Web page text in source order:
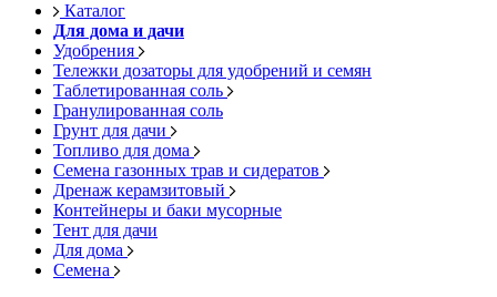
Каталог
Для дома и дачи
Удобрения
Тележки дозаторы для удобрений и семян
Таблетированная соль
Гранулированная соль
Грунт для дачи
Топливо для дома
Семена газонных трав и сидератов
Дренаж керамзитовый
Контейнеры и баки мусорные
Тент для дачи
Для дома
Семена